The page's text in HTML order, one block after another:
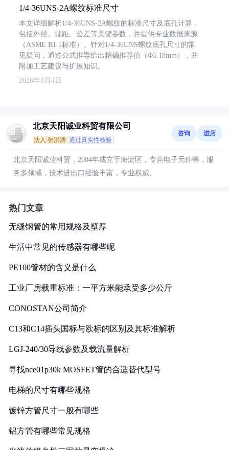
1/4-36UNS-2A螺纹标准尺寸
本文详细解析1/4-36UNS-2A螺纹的标准尺寸及底孔计算，
包括外径、螺距、公差等关键参数，并提供专业数据来源
（ASME B1.1标准）。针对1/4-36UNS螺纹底孔尺寸的常
见疑问，通过公式推导给出精确推荐值（Φ5.18mm），并
附加工艺建议与扩展知识。
2026年8月4日
北京天阳诚业科贸有限公司
法人:张洪涛 通过真实性核验
咨询 进店
北京天阳诚业科贸，2004年成立于海淀区，专营电子元件等，服
务多领域，技术进出口经验丰富，专业权威。
热门文章
无缝钢管的常用规格及壁厚
生活中常见的传感器有哪些呢
PE100管材的含义是什么
工业厂房载重标准：一平方米能承受多少公斤
CONOSTAN公司简介
C13和C14插头国标与欧标的区别及其标准解析
LGJ-240/30导线参数及载流量解析
寻找nce01p30k MOSFET管的合适替代型号
电梯的尺寸有哪些规格
镀锌方管尺寸一般有哪些
铝方管有哪些常见规格